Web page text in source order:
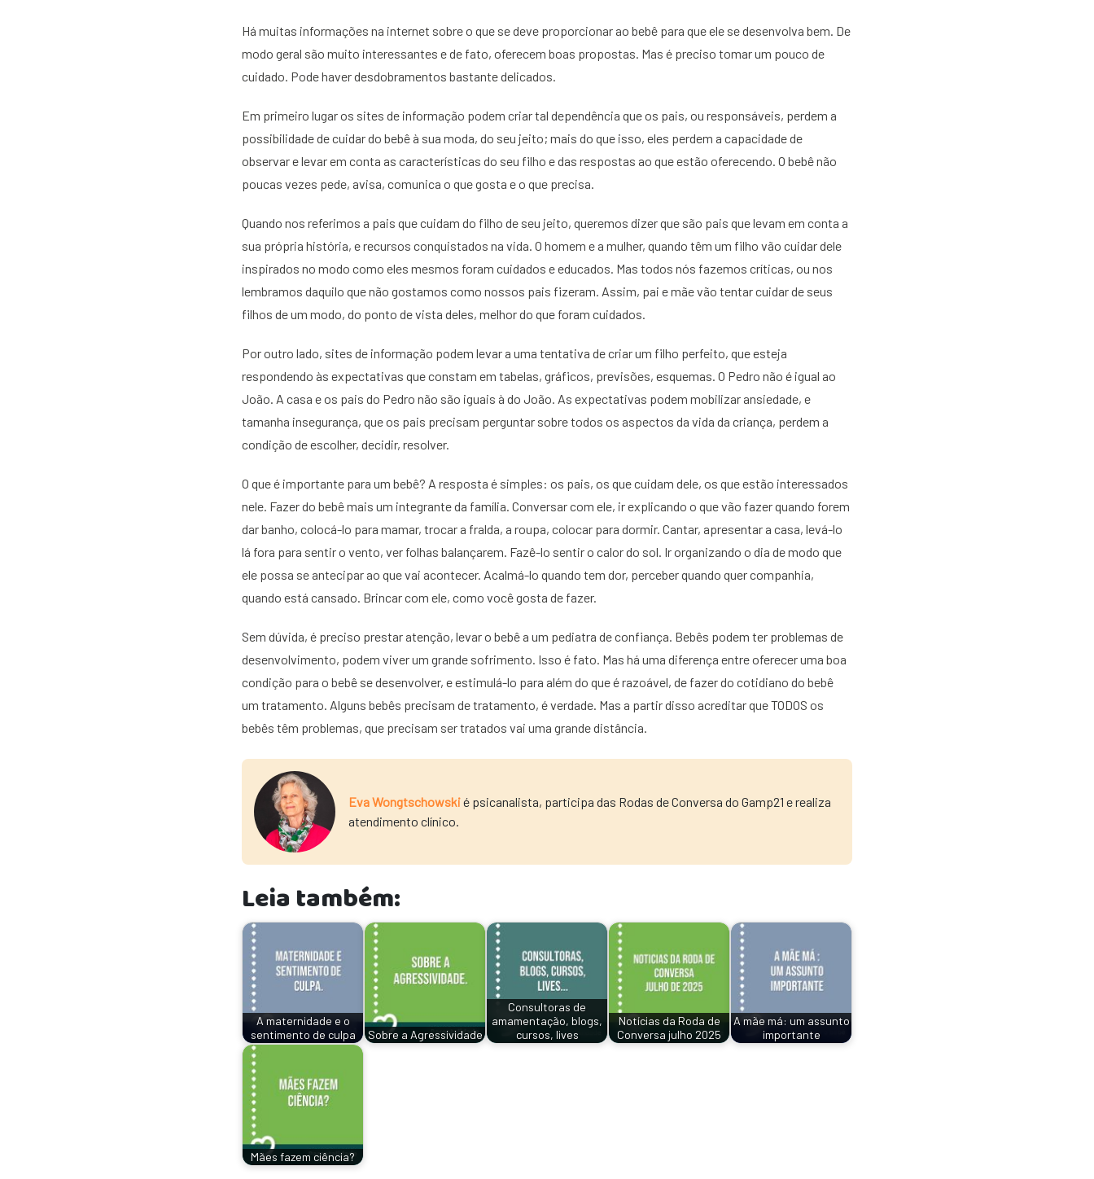
Há muitas informações na internet sobre o que se deve proporcionar ao bebê para que ele se desenvolva bem. De
modo geral são muito interessantes e de fato, oferecem boas propostas. Mas é preciso tomar um pouco de
cuidado. Pode haver desdobramentos bastante delicados.
Em primeiro lugar os sites de informação podem criar tal dependência que os pais, ou responsáveis, perdem a
possibilidade de cuidar do bebê à sua moda, do seu jeito; mais do que isso, eles perdem a capacidade de
observar e levar em conta as características do seu filho e das respostas ao que estão oferecendo. O bebê não
poucas vezes pede, avisa, comunica o que gosta e o que precisa.
Quando nos referimos a pais que cuidam do filho de seu jeito, queremos dizer que são pais que levam em conta a
sua própria história, e recursos conquistados na vida. O homem e a mulher, quando têm um filho vão cuidar dele
inspirados no modo como eles mesmos foram cuidados e educados. Mas todos nós fazemos críticas, ou nos
lembramos daquilo que não gostamos como nossos pais fizeram. Assim, pai e mãe vão tentar cuidar de seus
filhos de um modo, do ponto de vista deles, melhor do que foram cuidados.
Por outro lado, sites de informação podem levar a uma tentativa de criar um filho perfeito, que esteja
respondendo às expectativas que constam em tabelas, gráficos, previsões, esquemas. O Pedro não é igual ao
João. A casa e os pais do Pedro não são iguais à do João. As expectativas podem mobilizar ansiedade, e
tamanha insegurança, que os pais precisam perguntar sobre todos os aspectos da vida da criança, perdem a
condição de escolher, decidir, resolver.
O que é importante para um bebê? A resposta é simples: os pais, os que cuidam dele, os que estão interessados
nele. Fazer do bebê mais um integrante da família. Conversar com ele, ir explicando o que vão fazer quando forem
dar banho, colocá-lo para mamar, trocar a fralda, a roupa, colocar para dormir. Cantar, apresentar a casa, levá-lo
lá fora para sentir o vento, ver folhas balançarem. Fazê-lo sentir o calor do sol. Ir organizando o dia de modo que
ele possa se antecipar ao que vai acontecer. Acalmá-lo quando tem dor, perceber quando quer companhia,
quando está cansado. Brincar com ele, como você gosta de fazer.
Sem dúvida, é preciso prestar atenção, levar o bebê a um pediatra de confiança. Bebês podem ter problemas de
desenvolvimento, podem viver um grande sofrimento. Isso é fato. Mas há uma diferença entre oferecer uma boa
condição para o bebê se desenvolver, e estimulá-lo para além do que é razoável, de fazer do cotidiano do bebê
um tratamento. Alguns bebês precisam de tratamento, é verdade. Mas a partir disso acreditar que TODOS os
bebês têm problemas, que precisam ser tratados vai uma grande distância.
Eva Wongtschowskié psicanalista, participa das Rodas de Conversa do Gamp21 e realiza
atendimento clínico.
Leia também:
A maternidade e o
sentimento de culpa
Sobre a Agressividade
Consultoras de
amamentação, blogs,
cursos, lives
Notícias da Roda de
Conversa julho 2025
A mãe má: um assunto
importante
Mães fazem ciência?